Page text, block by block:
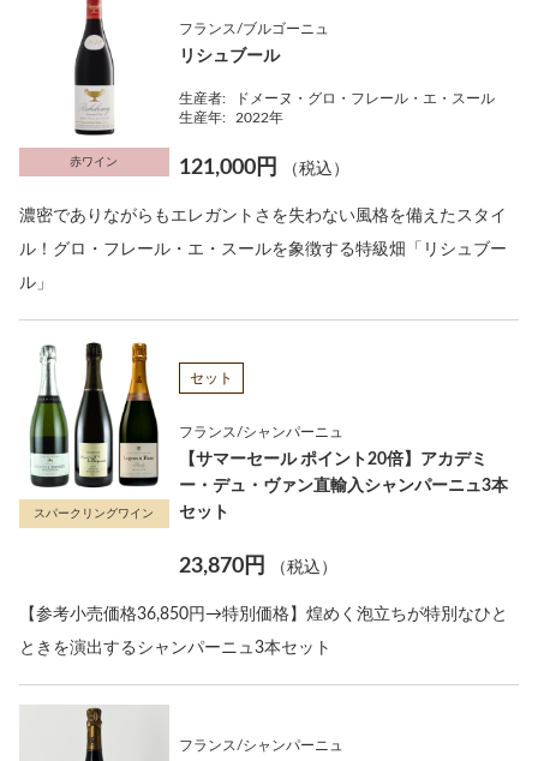
赤ワイン
フランス/ブルゴーニュ
リシュブール
生産者:
ドメーヌ・グロ・フレール・エ・スール
生産年:
2022年
121,000円 （税込）
濃密でありながらもエレガントさを失わない風格を備えたスタイ
ル！グロ・フレール・エ・スールを象徴する特級畑「リシュブー
ル」
スパークリングワイン
セット
フランス/シャンパーニュ
【サマーセール ポイント20倍】アカデミ
ー・デュ・ヴァン直輸入シャンパーニュ3本
セット
23,870円 （税込）
【参考小売価格36,850円→特別価格】煌めく泡立ちが特別なひと
ときを演出するシャンパーニュ3本セット
フランス/シャンパーニュ